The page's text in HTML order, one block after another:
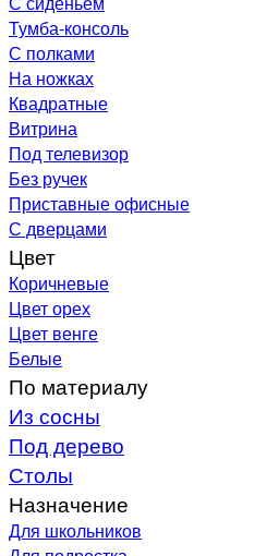
Тумба-консоль
С полками
На ножках
Квадратные
Витрина
Под телевизор
Без ручек
Приставные офисные
С дверцами
Цвет
Коричневые
Цвет орех
Цвет венге
Белые
По материалу
Из сосны
Под дерево
Столы
Назначение
Для школьников